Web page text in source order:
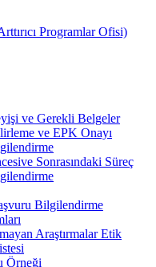
Programlar Ofisi)
ve Gerekli Belgeler
ve EPK Onayı
Sonrasındaki Süreç
Bilgilendirme
Araştırmalar Etik
Örneği